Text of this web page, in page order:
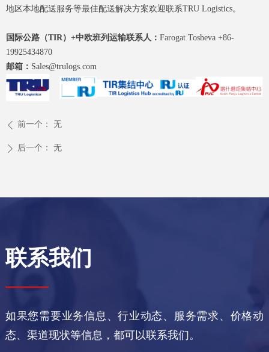
地区本地配送服务等最佳配送解决方案欢迎联系TRU Logistics。
国际公路（TIR）+中欧班列运输联系人： Farogat Tosheva +86-
19925434870
邮箱： Sales@trulogs.com
ꄴ 前一个： 无
ꄲ 后一个： 无
联系我们
——
如果您需要业务信息、行业动态、服务需求、价格动
态、渠道现状等信息，都可以联系我们。